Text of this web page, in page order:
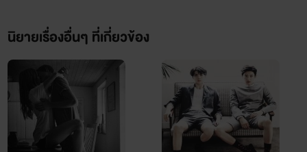
แฟนตาซี เป็นแนวที่ท้าทายจะทำให้ได้ ไม่เคยเขียนแนวเหนือจริง
เป็นเรื่องแรกอยากจะลอง คิดได้ก็ลงมือ เดี๋ยวแก่นจะ
เสื่อม......แพรทอง
เรื่องราวแก่นสานอาจน่าเบื่อ
แต่เชื่อเถอะ มันพอมีสาระ
สิ่งที่คุณต้องรู้ นิยายทุกเรื่อง
ล้วนมีข้อคิด
นิยายเรื่องอื่นๆ ที่เกี่ยวข้อง